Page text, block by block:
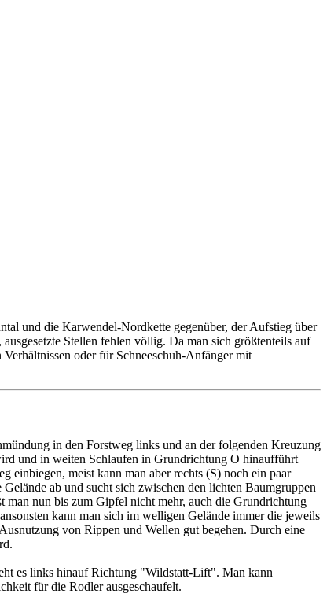
und die Karwendel-Nordkette gegenüber, der Aufstieg über
Stellen fehlen völlig. Da man sich größtenteils auf
oder für Schneeschuh-Anfänger mit
in den Forstweg links und an der folgenden Kreuzung
und in weiten Schlaufen in Grundrichtung O hinaufführt
meist kann man aber rechts (S) noch ein paar
ab und sucht sich zwischen den lichten Baumgruppen
man nun bis zum Gipfel nicht mehr, auch die Grundrichtung
kann man sich im welligen Gelände immer die jeweils
von Rippen und Wellen gut begehen. Durch eine
es links hinauf Richtung "Wildstatt-Lift". Man kann
für die Rodler ausgeschaufelt.